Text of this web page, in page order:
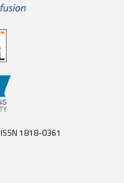
ISSN 1818-0361